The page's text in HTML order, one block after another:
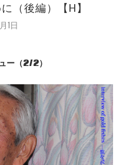
（後編）【H】
1日
ー（2/2）